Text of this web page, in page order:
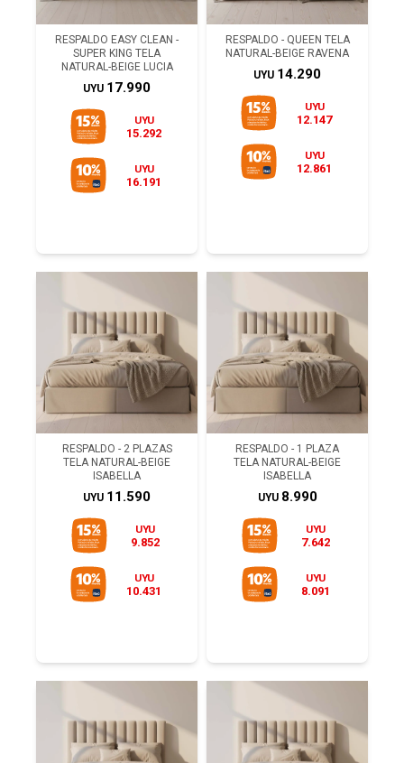
RESPALDO EASY CLEAN -
SUPER KING TELA
NATURAL-BEIGE LUCIA
UYU 17.990
UYU
15.292
UYU
16.191
RESPALDO - QUEEN TELA
NATURAL-BEIGE RAVENA
UYU 14.290
UYU
12.147
UYU
12.861
RESPALDO - 2 PLAZAS
TELA NATURAL-BEIGE
ISABELLA
UYU 11.590
UYU
9.852
UYU
10.431
RESPALDO - 1 PLAZA
TELA NATURAL-BEIGE
ISABELLA
UYU 8.990
UYU
7.642
UYU
8.091